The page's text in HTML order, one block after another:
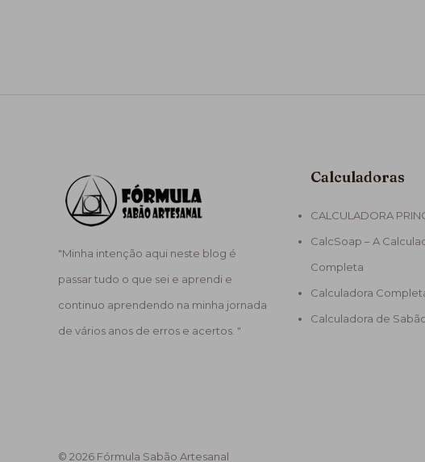
"Minha intenção aqui neste blog é
passar tudo o que sei e aprendi e
continuo aprendendo na minha jornada
de vários anos de erros e acertos. "
Calculadoras
CALCULADORA
CalcSoap – A
Completa
Calculadora
Calculadora de
© 2026 Fórmula Sabão Artesanal